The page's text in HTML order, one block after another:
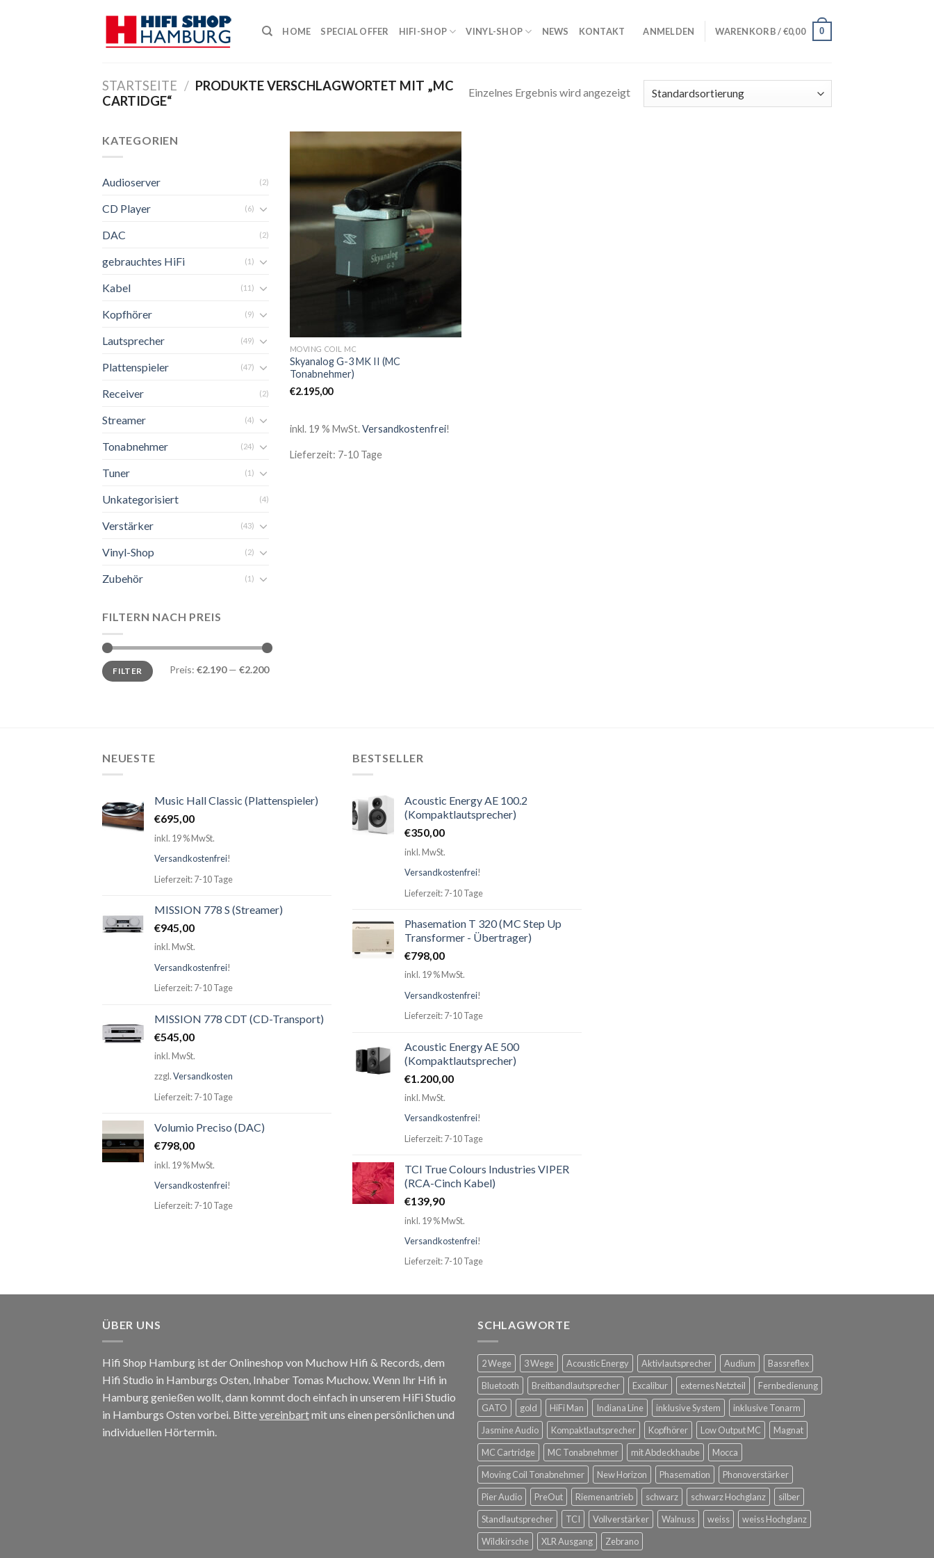
HOME SPECIAL OFFER HIFI-SHOP VINYL-SHOP NEWS KONTAKT ANMELDEN WARENKORB /€0,00 0
STARTSEITE / PRODUKTE VERSCHLAGWORTET MIT „MC
CARTIDGE“
Einzelnes Ergebnis wird angezeigt
KATEGORIEN
Audioserver (2)
CD Player (6)
DAC (2)
gebrauchtes HiFi (1)
Kabel (11)
Kopfhörer (9)
Lautsprecher (49)
Plattenspieler (47)
Receiver (2)
Streamer (4)
Tonabnehmer (24)
Tuner (1)
Unkategorisiert (4)
Verstärker (43)
Vinyl-Shop (2)
Zubehör (1)
FILTERN NACH PREIS
FILTER Preis: €2.190— €2.200
Zur
Wunschliste
MOVING COIL MC
Skyanalog G-3 MK II (MC
Tonabnehmer)
€2.195,00
inkl. 19 % MwSt.Versandkostenfrei!
Lieferzeit: 7-10 Tage
NEUESTE
Music Hall Classic (Plattenspieler)
€695,00
inkl. 19 % MwSt.
Versandkostenfrei!
Lieferzeit: 7-10 Tage
MISSION 778 S (Streamer)
€945,00
inkl. MwSt.
Versandkostenfrei!
Lieferzeit: 7-10 Tage
MISSION 778 CDT (CD-Transport)
€545,00
inkl. MwSt.
zzgl.Versandkosten
Lieferzeit: 7-10 Tage
Volumio Preciso (DAC)
€798,00
inkl. 19 % MwSt.
Versandkostenfrei!
Lieferzeit: 7-10 Tage
BESTSELLER
Acoustic Energy AE 100.2
(Kompaktlautsprecher)
€350,00
inkl. MwSt.
Versandkostenfrei!
Lieferzeit: 7-10 Tage
Phasemation T 320 (MC Step Up
Transformer - Übertrager)
€798,00
inkl. 19 % MwSt.
Versandkostenfrei!
Lieferzeit: 7-10 Tage
Acoustic Energy AE 500
(Kompaktlautsprecher)
€1.200,00
inkl. MwSt.
Versandkostenfrei!
Lieferzeit: 7-10 Tage
TCI True Colours Industries VIPER
(RCA-Cinch Kabel)
€139,90
inkl. 19 % MwSt.
Versandkostenfrei!
Lieferzeit: 7-10 Tage
ÜBER UNS
Hifi Shop Hamburg ist der Onlineshop von Muchow Hifi & Records, dem
Hifi Studio in Hamburgs Osten, Inhaber Tomas Muchow. Wenn Ihr Hifi in
Hamburg genießen wollt, dann kommt doch einfach in unserem HiFi Studio
in Hamburgs Osten vorbei. Bittevereinbartmit uns einen persönlichen und
individuellen Hörtermin.
SCHLAGWORTE
2 Wege 3 Wege Acoustic Energy Aktivlautsprecher Audium
Bassreflex
Bluetooth
Breitbandlautsprecher Excalibur externes Netzteil
Fernbedienung
GATO
gold HiFi Man Indiana Line inklusive System
inklusive Tonarm
Jasmine Audio
Kompaktlautsprecher Kopfhörer Low Output MC
Magnat
MC Cartridge
MC Tonabnehmer mit Abdeckhaube
Mocca
Moving Coil Tonabnehmer
New Horizon Phasemation
Phonoverstärker
Pier Audio
PreOut Riemenantrieb schwarz schwarz Hochglanz
silber
Standlautsprecher
TCI Vollverstärker Walnuss weiss
weiss Hochglanz
Wildkirsche
XLR Ausgang Zebrano